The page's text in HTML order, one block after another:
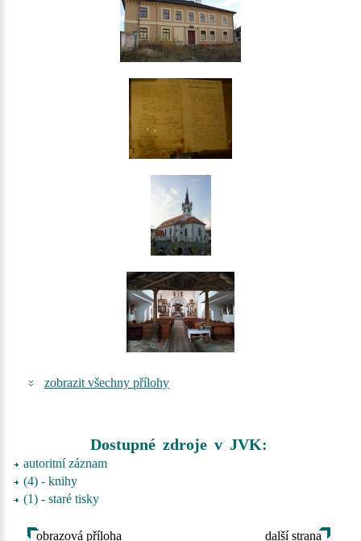
zobrazit všechny přílohy
Dostupné zdroje v JVK:
autoritní záznam
(4) - knihy
(1) - staré tisky
obrazová příloha další strana